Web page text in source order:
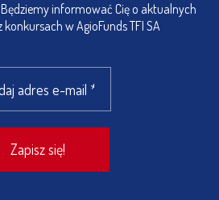
informować Cię o aktualnych
w AgioFunds TFI SA